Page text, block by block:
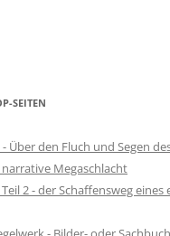
SEITEN
Über den Fluch und Segen
Megaschlacht
2 - der Schaffensweg eines